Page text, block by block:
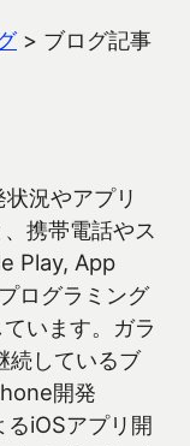
> ブログ記事
況やアプリ
携帯電話やス
Play, App
ログラミング
います。ガラ
続しているブ
開発
iOSアプリ開